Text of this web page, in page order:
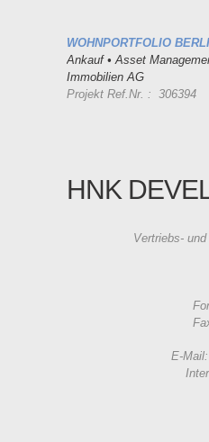
WOHNPORTFOLIO
Ankauf • Asset
Immobilien AG
Projekt Ref.Nr. : 306394
HNK
Vertriebs-
E-